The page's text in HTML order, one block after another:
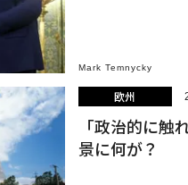
Mark Temnycky
欧州
「政治的に
景に何が？